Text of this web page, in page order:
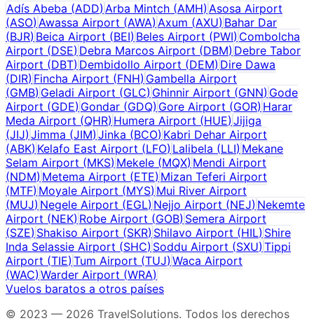
Adís Abeba (ADD) Arba Mintch (AMH) Asosa Airport
(ASO) Awassa Airport (AWA) Axum (AXU) Bahar Dar
(BJR) Beica Airport (BEI) Beles Airport (PWI) Combolcha
Airport (DSE) Debra Marcos Airport (DBM) Debre Tabor
Airport (DBT) Dembidollo Airport (DEM) Dire Dawa
(DIR) Fincha Airport (FNH) Gambella Airport
(GMB) Geladi Airport (GLC) Ghinnir Airport (GNN) Gode
Airport (GDE) Gondar (GDQ) Gore Airport (GOR) Harar
Meda Airport (QHR) Humera Airport (HUE) Jijiga
(JIJ) Jimma (JIM) Jinka (BCO) Kabri Dehar Airport
(ABK) Kelafo East Airport (LFO) Lalibela (LLI) Mekane
Selam Airport (MKS) Mekele (MQX) Mendi Airport
(NDM) Metema Airport (ETE) Mizan Teferi Airport
(MTF) Moyale Airport (MYS) Mui River Airport
(MUJ) Negele Airport (EGL) Nejjo Airport (NEJ) Nekemte
Airport (NEK) Robe Airport (GOB) Semera Airport
(SZE) Shakiso Airport (SKR) Shilavo Airport (HIL) Shire
Inda Selassie Airport (SHC) Soddu Airport (SXU) Tippi
Airport (TIE) Tum Airport (TUJ) Waca Airport
(WAC) Warder Airport (WRA)
Vuelos baratos a otros países
© 2023 — 2026 TravelSolutions. Todos los derechos